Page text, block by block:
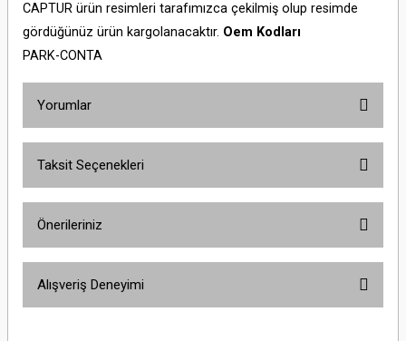
CAPTUR ürün resimleri tarafımızca çekilmiş olup resimde
gördüğünüz ürün kargolanacaktır. Oem Kodları
PARK-CONTA
Yorumlar
Taksit Seçenekleri
Önerileriniz
yetersiz gördüğünüz noktaları öneri formunu kullanarak tarafımıza
Alışveriş Deneyimi